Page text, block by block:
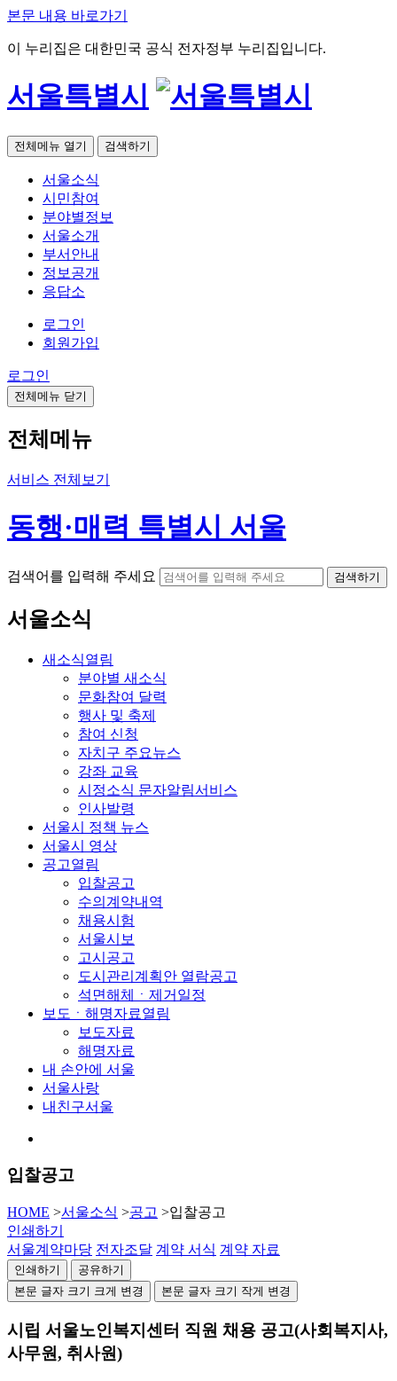
본문 내용 바로가기
이 누리집은 대한민국 공식 전자정부 누리집입니다.
서울특별시
전체메뉴 열기 검색하기
서울소식
시민참여
분야별정보
서울소개
부서안내
정보공개
응답소
로그인
회원가입
로그인
전체메뉴 닫기
전체메뉴
서비스 전체보기
동행·매력 특별시 서울
검색어를 입력해 주세요 검색하기
서울소식
새소식열림
분야별 새소식
문화참여 달력
행사 및 축제
참여 신청
자치구 주요뉴스
강좌 교육
시정소식 문자알림서비스
인사발령
서울시 정책 뉴스
서울시 영상
공고열림
입찰공고
수의계약내역
채용시험
서울시보
고시공고
도시관리계획안 열람공고
석면해체ㆍ제거일정
보도ㆍ해명자료열림
보도자료
해명자료
내 손안에 서울
서울사랑
내친구서울
입찰공고
HOME >서울소식 >공고 >입찰공고
인쇄하기
서울계약마당 전자조달 계약 서식 계약 자료
인쇄하기
공유하기
본문 글자 크기 크게 변경
본문 글자 크기 작게 변경
시립 서울노인복지센터 직원 채용 공고(사회복지사,
사무원, 취사원)